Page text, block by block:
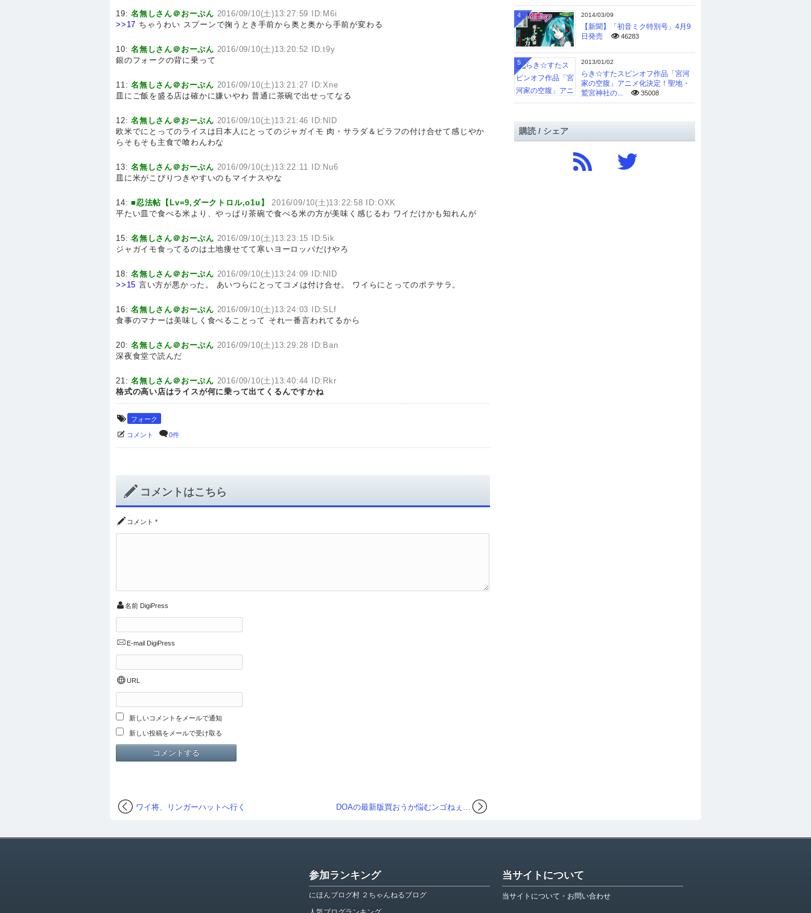
19:名無しさん＠おーぷん 2016/09/10(土)13:27:59 ID:M6i
>>17 ちゃうわい スプーンで掬うとき手前から奥と奥から手前が変わる
10:名無しさん＠おーぷん 2016/09/10(土)13:20:52 ID:t9y
銀のフォークの背に乗って
11:名無しさん＠おーぷん 2016/09/10(土)13:21:27 ID:Xne
皿にご飯を盛る店は確かに嫌いやわ 普通に茶碗で出せってなる
12:名無しさん＠おーぷん 2016/09/10(土)13:21:46 ID:NlD
欧米でにとってのライスは日本人にとってのジャガイモ 肉・サラダ＆ピラフの付け合せて感じやか
らそもそも主食で喰わんわな
13:名無しさん＠おーぷん 2016/09/10(土)13:22:11 ID:Nu6
皿に米がこびりつきやすいのもマイナスやな
14:■忍法帖【Lv=9,ダークトロル,o1u】
2016/09/10(土)13:22:58 ID:OXK
平たい皿で食べる米より、やっぱり茶碗で食べる米の方が美味く感じるわ ワイだけかも知れんが
15:名無しさん＠おーぷん 2016/09/10(土)13:23:15 ID:5ik
ジャガイモ食ってるのは土地痩せてて寒いヨーロッパだけやろ
18:名無しさん＠おーぷん 2016/09/10(土)13:24:09 ID:NlD
>>15 言い方が悪かった。 あいつらにとってコメは付け合せ。 ワイらにとってのポテサラ。
16:名無しさん＠おーぷん 2016/09/10(土)13:24:03 ID:SLf
食事のマナーは美味しく食べることって それ一番言われてるから
20:名無しさん＠おーぷん 2016/09/10(土)13:29:28 ID:Ban
深夜食堂で読んだ
21:名無しさん＠おーぷん 2016/09/10(土)13:40:44 ID:Rkr
格式の高い店はライスが何に乗って出てくるんですかね
フォーク
コメント 0件
コメントはこちら
コメント *
名前 DigiPress
E-mail DigiPress
URL
新しいコメントをメールで通知
新しい投稿をメールで受け取る
DOAの最新版買おうか悩むンゴねぇ…
ワイ将、リンガーハットへ行く
2014/03/09
【新聞】「初音ミク特別号」4月9
日発売
46283
4
2013/01/02
らき☆すたスピンオフ作品「宮河
家の空腹」アニメ化決定！聖地・
鷲宮神社の...
35008
5
購読 / シェア
参加ランキング
にほんブログ村 ２ちゃんねるブログ
当サイトについて
当サイトについて・お問い合わせ